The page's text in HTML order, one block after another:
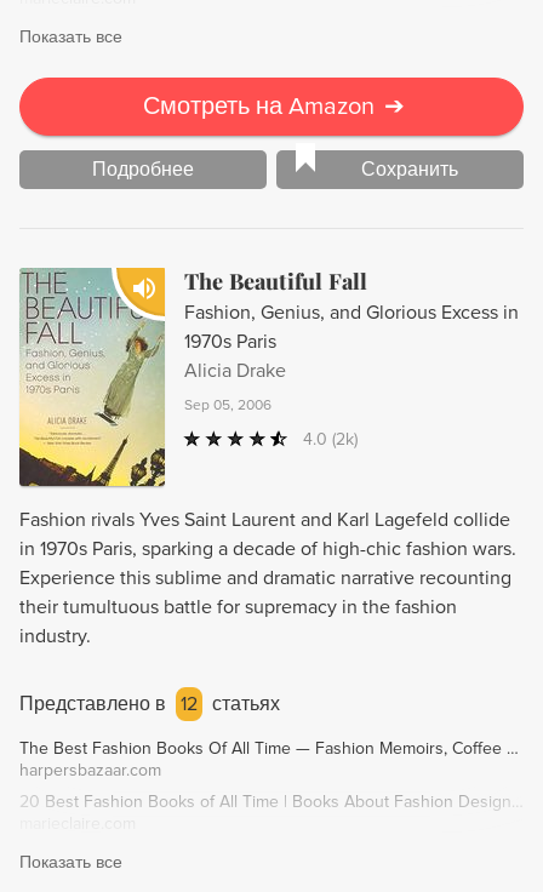
ослепительную жизнь этой удивительной женщины и
знакомит с ее друзьями: Коко Шанель, герцогом и
герцогиней Виндзорскими, Кларком Гейблом, Джеком
Николсоном и другими известными деятелями XX века.
Показать все
Смотреть на Amazon ➔
Подробнее Сохранить
The Beautiful Fall
Fashion, Genius, and Glorious Excess in
1970s Paris
Alicia Drake
Sep 05, 2006
4.0 (2k)
Fashion rivals Yves Saint Laurent and Karl Lagefeld collide
in 1970s Paris, sparking a decade of high-chic fashion wars.
Experience this sublime and dramatic narrative recounting
their tumultuous battle for supremacy in the fashion
industry.
Представлено в 12 статьях
The Best Fashion Books Of All Time — Fashion Memoirs, Coffee Table Books
harpersbazaar.com
20 Best Fashion Books of All Time | Books About Fashion Designers
Показать все